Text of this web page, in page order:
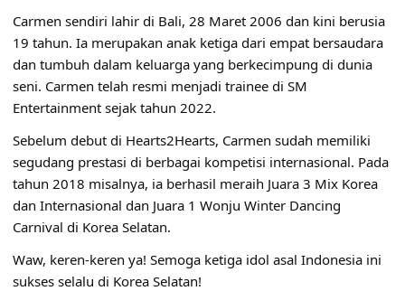
Carmen sendiri lahir di Bali, 28 Maret 2006 dan kini berusia
19 tahun. Ia merupakan anak ketiga dari empat bersaudara
dan tumbuh dalam keluarga yang berkecimpung di dunia
seni. Carmen telah resmi menjadi trainee di SM
Entertainment sejak tahun 2022.
Sebelum debut di Hearts2Hearts, Carmen sudah memiliki
segudang prestasi di berbagai kompetisi internasional. Pada
tahun 2018 misalnya, ia berhasil meraih Juara 3 Mix Korea
dan Internasional dan Juara 1 Wonju Winter Dancing
Carnival di Korea Selatan.
Waw, keren-keren ya! Semoga ketiga idol asal Indonesia ini
sukses selalu di Korea Selatan!